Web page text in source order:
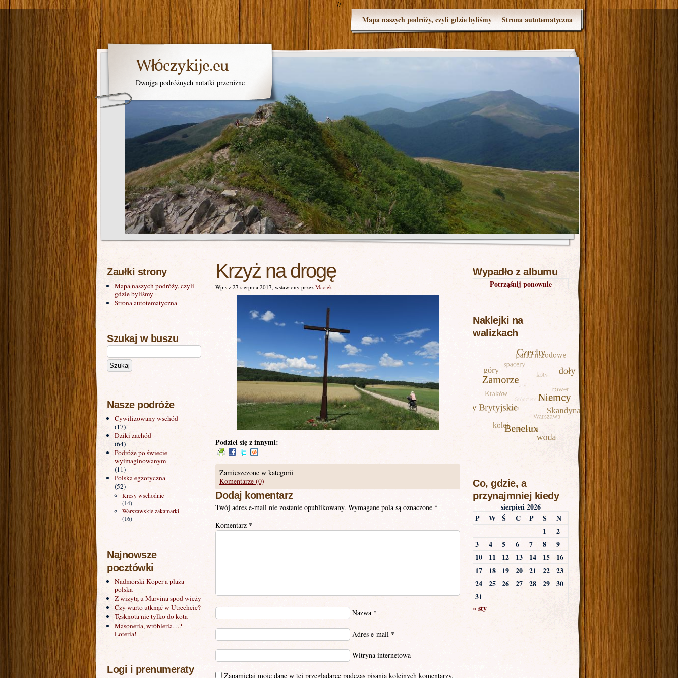
//
Mapa naszych podróży, czyli gdzie byliśmy Strona autotematyczna
Włóczykije.eu
Dwojga podróżnych notatki przeróżne
Krzyż na drogę
Wpis z 27 sierpnia 2017, wstawiony przez Maciek
Podziel się z innymi:
Zamieszczone w kategorii
Komentarze (0)
Dodaj komentarz
Twój adres e-mail nie zostanie opublikowany. Wymagane pola są oznaczone *
Komentarz *
Nazwa *
Adres e-mail *
Witryna internetowa
Zapamiętaj moje dane w tej przeglądarce podczas pisania kolejnych komentarzy.
Zaułki strony
Mapa naszych podróży, czyli
gdzie byliśmy
Strona autotematyczna
Szukaj w buszu
Nasze podróże
Cywilizowany wschód
(17)
Dziki zachód
(64)
Podróże po świecie
wyimaginowanym
(11)
Polska egzotyczna
(52)
Kresy wschodnie
(14)
Warszawskie zakamarki
(16)
Najnowsze
pocztówki
Nadmorski Koper a plaża
polska
Z wizytą u Marvina spod wieży
Czy warto utknąć w Utrechcie?
Tęsknota nie tylko do kota
Masoneria, wróbleria…?
Loteria!
Logi i prenumeraty
Wypadło z albumu
Potrząśnij ponownie
Naklejki na
walizkach
Co, gdzie, a
przynajmniej kiedy
sierpień 2026
P
W Ś C P S
N
1
2
3
4 5 6 7 8
9
10
11 12 13 14 15
16
17
18 19 20 21 22
23
24
25 26 27 28 29
30
31
« sty